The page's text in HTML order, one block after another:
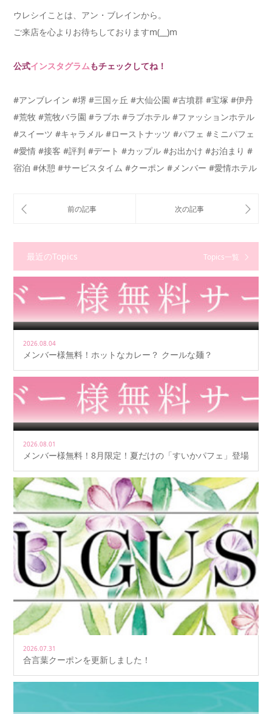
ウレシイことは、アン・ブレインから。
ご来店を心よりお待ちしておりますm(__)m
公式インスタグラムもチェックしてね！
#アンブレイン #堺 #三国ヶ丘 #大仙公園 #古墳群 #宝塚 #伊丹
#荒牧 #荒牧バラ園 #ラブホ #ラブホテル #ファッションホテル
#スイーツ #キャラメル #ローストナッツ #パフェ #ミニパフェ
#愛情 #接客 #評判 #デート #カップル #お出かけ #お泊まり #
宿泊 #休憩 #サービスタイム #クーポン #メンバー #愛情ホテル
最近のTopics Topics一覧
2026.08.04
メンバー様無料！ホットなカレー？ クールな麺？
2026.08.01
メンバー様無料！8月限定！夏だけの「すいかパフェ」登場
2026.07.31
合言葉クーポンを更新しました！